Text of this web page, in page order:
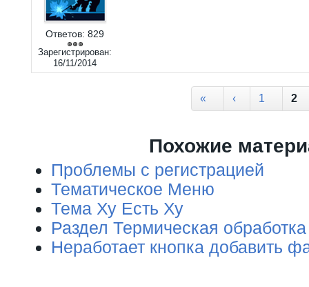
Ответов: 829
Зарегистрирован:
16/11/2014
« ‹ 1 2
Похожие
Проблемы с регистрацией
Тематическое Меню
Тема Ху Есть Ху
Раздел Термическая обработка
Неработает кнопка добавить